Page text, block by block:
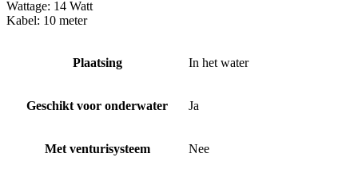
Wattage: 14 Watt
Kabel: 10 meter
Plaatsing In het water
Geschikt voor onderwater Ja
Met venturisysteem Nee